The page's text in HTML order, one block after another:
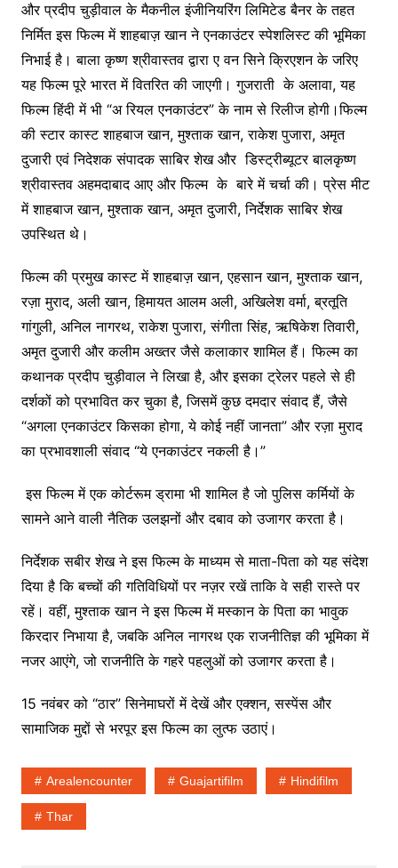
और प्रदीप चुड़ीवाल के मैकनील इंजीनियरिंग लिमिटेड बैनर के तहत
निर्मित इस फिल्म में शाहबाज़ खान ने एनकाउंटर स्पेशलिस्ट की भूमिका
निभाई है। बाला कृष्ण श्रीवास्तव द्वारा ए वन सिने क्रिएशन के जरिए
यह फिल्म पूरे भारत में वितरित की जाएगी। गुजराती के अलावा, यह
फिल्म हिंदी में भी “अ रियल एनकाउंटर” के नाम से रिलीज होगी।फिल्म
की स्टार कास्ट शाहबाज खान, मुश्ताक खान, राकेश पुजारा, अमृत
दुजारी एवं निदेशक संपादक साबिर शेख और डिस्ट्रीब्यूटर बालकृष्ण
श्रीवास्तव अहमदाबाद आए और फिल्म के बारे में चर्चा की। प्रेस मीट
में शाहबाज खान, मुश्ताक खान, अमृत दुजारी, निर्देशक साबिर शेख
उपस्थित थे।
फिल्म की प्रमुख कास्ट में शाहबाज़ खान, एहसान खान, मुश्ताक खान,
रज़ा मुराद, अली खान, हिमायत आलम अली, अखिलेश वर्मा, ब्रतूति
गांगुली, अनिल नागरथ, राकेश पुजारा, संगीता सिंह, ऋषिकेश तिवारी,
अमृत दुजारी और कलीम अख्तर जैसे कलाकार शामिल हैं। फिल्म का
कथानक प्रदीप चुड़ीवाल ने लिखा है, और इसका ट्रेलर पहले से ही
दर्शकों को प्रभावित कर चुका है, जिसमें कुछ दमदार संवाद हैं, जैसे
“अगला एनकाउंटर किसका होगा, ये कोई नहीं जानता” और रज़ा मुराद
का प्रभावशाली संवाद “ये एनकाउंटर नकली है।”
इस फिल्म में एक कोर्टरूम ड्रामा भी शामिल है जो पुलिस कर्मियों के
सामने आने वाली नैतिक उलझनों और दबाव को उजागर करता है।
निर्देशक सबीर शेख ने इस फिल्म के माध्यम से माता-पिता को यह संदेश
दिया है कि बच्चों की गतिविधियों पर नज़र रखें ताकि वे सही रास्ते पर
रहें। वहीं, मुश्ताक खान ने इस फिल्म में मस्कान के पिता का भावुक
किरदार निभाया है, जबकि अनिल नागरथ एक राजनीतिज्ञ की भूमिका में
नजर आएंगे, जो राजनीति के गहरे पहलुओं को उजागर करता है।
15 नवंबर को “ठार” सिनेमाघरों में देखें और एक्शन, सस्पेंस और
सामाजिक मुद्दों से भरपूर इस फिल्म का लुत्फ उठाएं।
Arealencounter Guajartifilm Hindifilm
Thar